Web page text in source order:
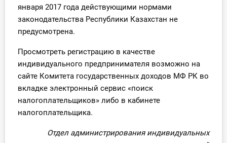
января 2017 года действующими нормами
законодательства Республики Казахстан не
предусмотрена.
Просмотреть регистрацию в качестве
индивидуального предпринимателя возможно на
сайте Комитета государственных доходов МФ РК во
вкладке электронный сервис «поиск
налогоплательщиков» либо в кабинете
налогоплательщика.
Отдел администрирования индивидуальных